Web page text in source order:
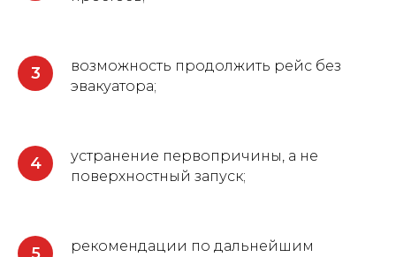
возможность продолжить рейс без
эвакуатора;
устранение первопричины, а не
поверхностный запуск;
рекомендации по дальнейшим